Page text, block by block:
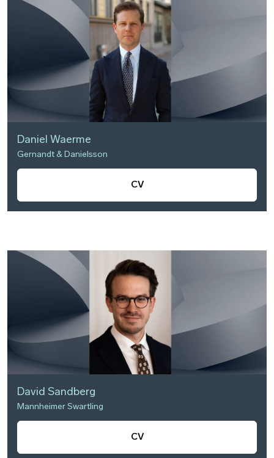
Daniel Waerme
Gernandt & Danielsson
CV
David Sandberg
Mannheimer Swartling
CV